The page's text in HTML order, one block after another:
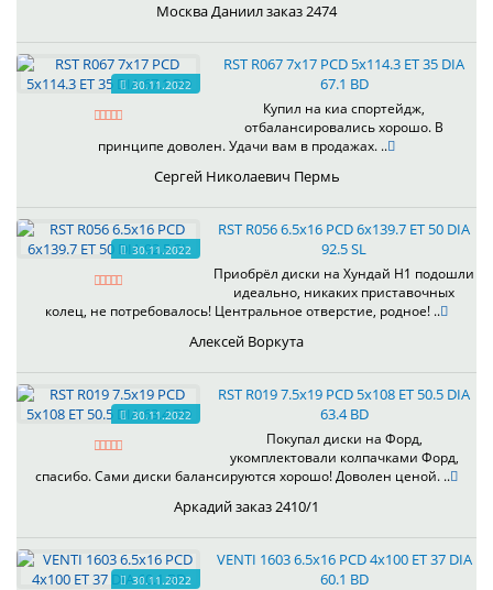
Москва Даниил заказ 2474
30.11.2022
RST R067 7x17 PCD 5x114.3 ET 35 DIA
67.1 BD
Купил на киа спортейдж,
отбалансировались хорошо. В
принципе доволен. Удачи вам в продажах. ..
Сергей Николаевич Пермь
30.11.2022
RST R056 6.5x16 PCD 6x139.7 ET 50 DIA
92.5 SL
Приобрёл диски на Хундай H1 подошли
идеально, никаких приставочных
колец, не потребовалось! Центральное отверстие, родное! ..
Алексей Воркута
30.11.2022
RST R019 7.5x19 PCD 5x108 ET 50.5 DIA
63.4 BD
Покупал диски на Форд,
укомплектовали колпачками Форд,
спасибо. Сами диски балансируются хорошо! Доволен ценой. ..
Аркадий заказ 2410/1
30.11.2022
VENTI 1603 6.5x16 PCD 4x100 ET 37 DIA
60.1 BD